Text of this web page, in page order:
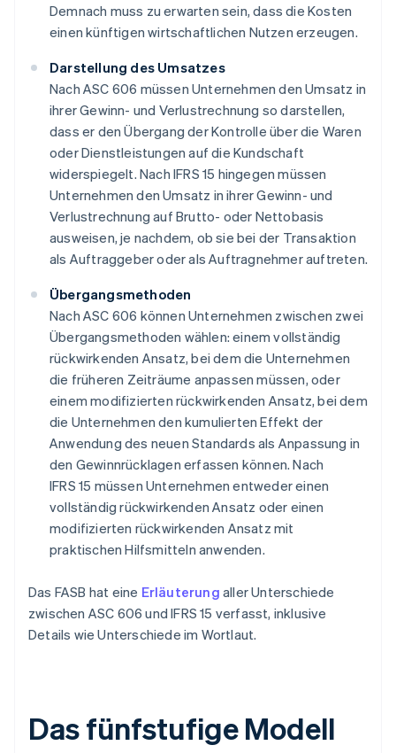
Demnach muss zu erwarten sein, dass die Kosten
einen künftigen wirtschaftlichen Nutzen erzeugen.
Darstellung des Umsatzes
Nach ASC 606 müssen Unternehmen den Umsatz in
ihrer Gewinn- und Verlustrechnung so darstellen,
dass er den Übergang der Kontrolle über die Waren
oder Dienstleistungen auf die Kundschaft
widerspiegelt. Nach IFRS 15 hingegen müssen
Unternehmen den Umsatz in ihrer Gewinn- und
Verlustrechnung auf Brutto- oder Nettobasis
ausweisen, je nachdem, ob sie bei der Transaktion
als Auftraggeber oder als Auftragnehmer auftreten.
Übergangsmethoden
Nach ASC 606 können Unternehmen zwischen zwei
Übergangsmethoden wählen: einem vollständig
rückwirkenden Ansatz, bei dem die Unternehmen
die früheren Zeiträume anpassen müssen, oder
einem modifizierten rückwirkenden Ansatz, bei dem
die Unternehmen den kumulierten Effekt der
Anwendung des neuen Standards als Anpassung in
den Gewinnrücklagen erfassen können. Nach
IFRS 15 müssen Unternehmen entweder einen
vollständig rückwirkenden Ansatz oder einen
modifizierten rückwirkenden Ansatz mit
praktischen Hilfsmitteln anwenden.
Das FASB hat eine Erläuterung aller Unterschiede
zwischen ASC 606 und IFRS 15 verfasst, inklusive
Details wie Unterschiede im Wortlaut.
Das fünfstufige Modell